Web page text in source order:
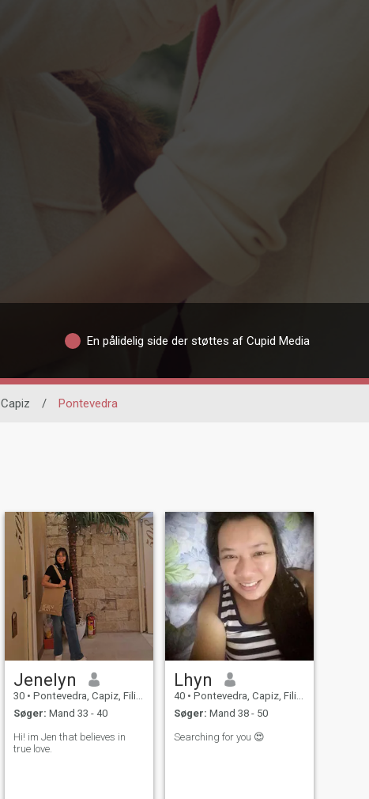
En pålidelig side der støttes af Cupid Media
Capiz / Pontevedra
Jenelyn
30 • Pontevedra, Capiz, Filippinerne
Søger: Mand 33 - 40
Hi! im Jen that believes in
true love.
Lhyn
40 • Pontevedra, Capiz, Filippinerne
Søger: Mand 38 - 50
Searching for you 😍